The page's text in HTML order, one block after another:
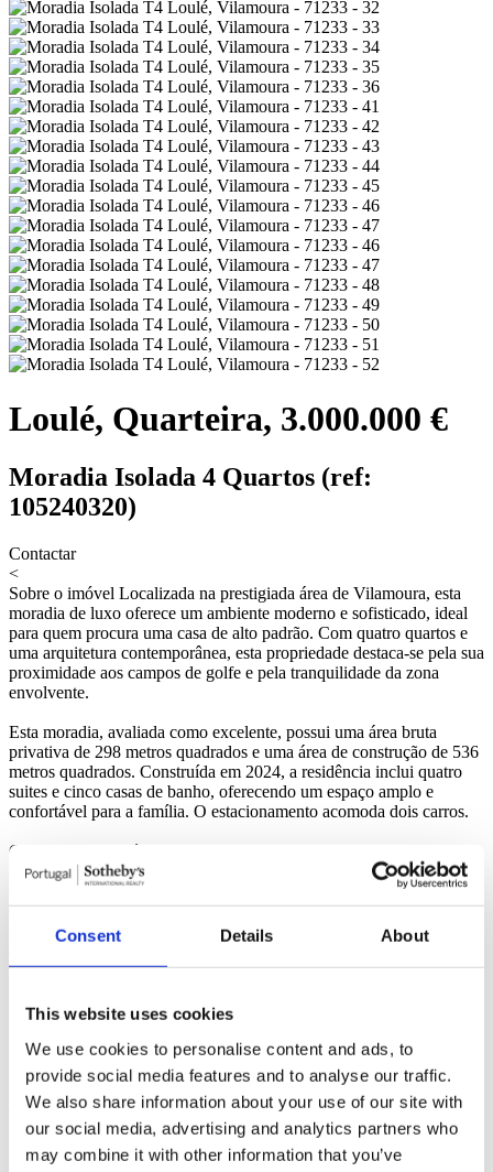
Consent Details About
This website uses cookies
We use cookies to personalise content and ads, to
provide social media features and to analyse our traffic.
We also share information about your use of our site with
our social media, advertising and analytics partners who
may combine it with other information that you’ve
Loulé, Quarteira, 3.000.000 €
Moradia Isolada 4 Quartos (ref:
105240320)
Contactar
<
Sobre o imóvel Localizada na prestigiada área de Vilamoura, esta
moradia de luxo oferece um ambiente moderno e sofisticado, ideal
para quem procura uma casa de alto padrão. Com quatro quartos e
uma arquitetura contemporânea, esta propriedade destaca-se pela sua
proximidade aos campos de golfe e pela tranquilidade da zona
envolvente.
Esta moradia, avaliada como excelente, possui uma área bruta
privativa de 298 metros quadrados e uma área de construção de 536
metros quadrados. Construída em 2024, a residência inclui quatro
suites e cinco casas de banho, oferecendo um espaço amplo e
confortável para a família. O estacionamento acomoda dois carros.
O design da casa é complementado por um jardim com piscina
privada, ideal para momentos de lazer ao ar livre. A cave oferece
uma lavandaria, espaço técnico da casa e outras áreas de lazer,
enquanto o piso térreo (piso 0) inclui uma ampla zona social com
sala de estar e de jantar e cozinha e um quarto em suite. No primeiro
proporciona uma experiência de vida comunitária de alta qualidade.
natural ao longo do dia.
Em termos de localização, a casa está perto de várias comodidades
essenciais. Restaurantes, hospitais, supermercados e escolas
encontram-se todos nas proximidades, facilitando o dia-a-dia dos
moradores. A propriedade beneficia ainda de excelente acesso às
principais vias e transportes públicos.